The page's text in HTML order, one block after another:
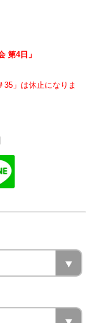
第4日」
」は休止になりま